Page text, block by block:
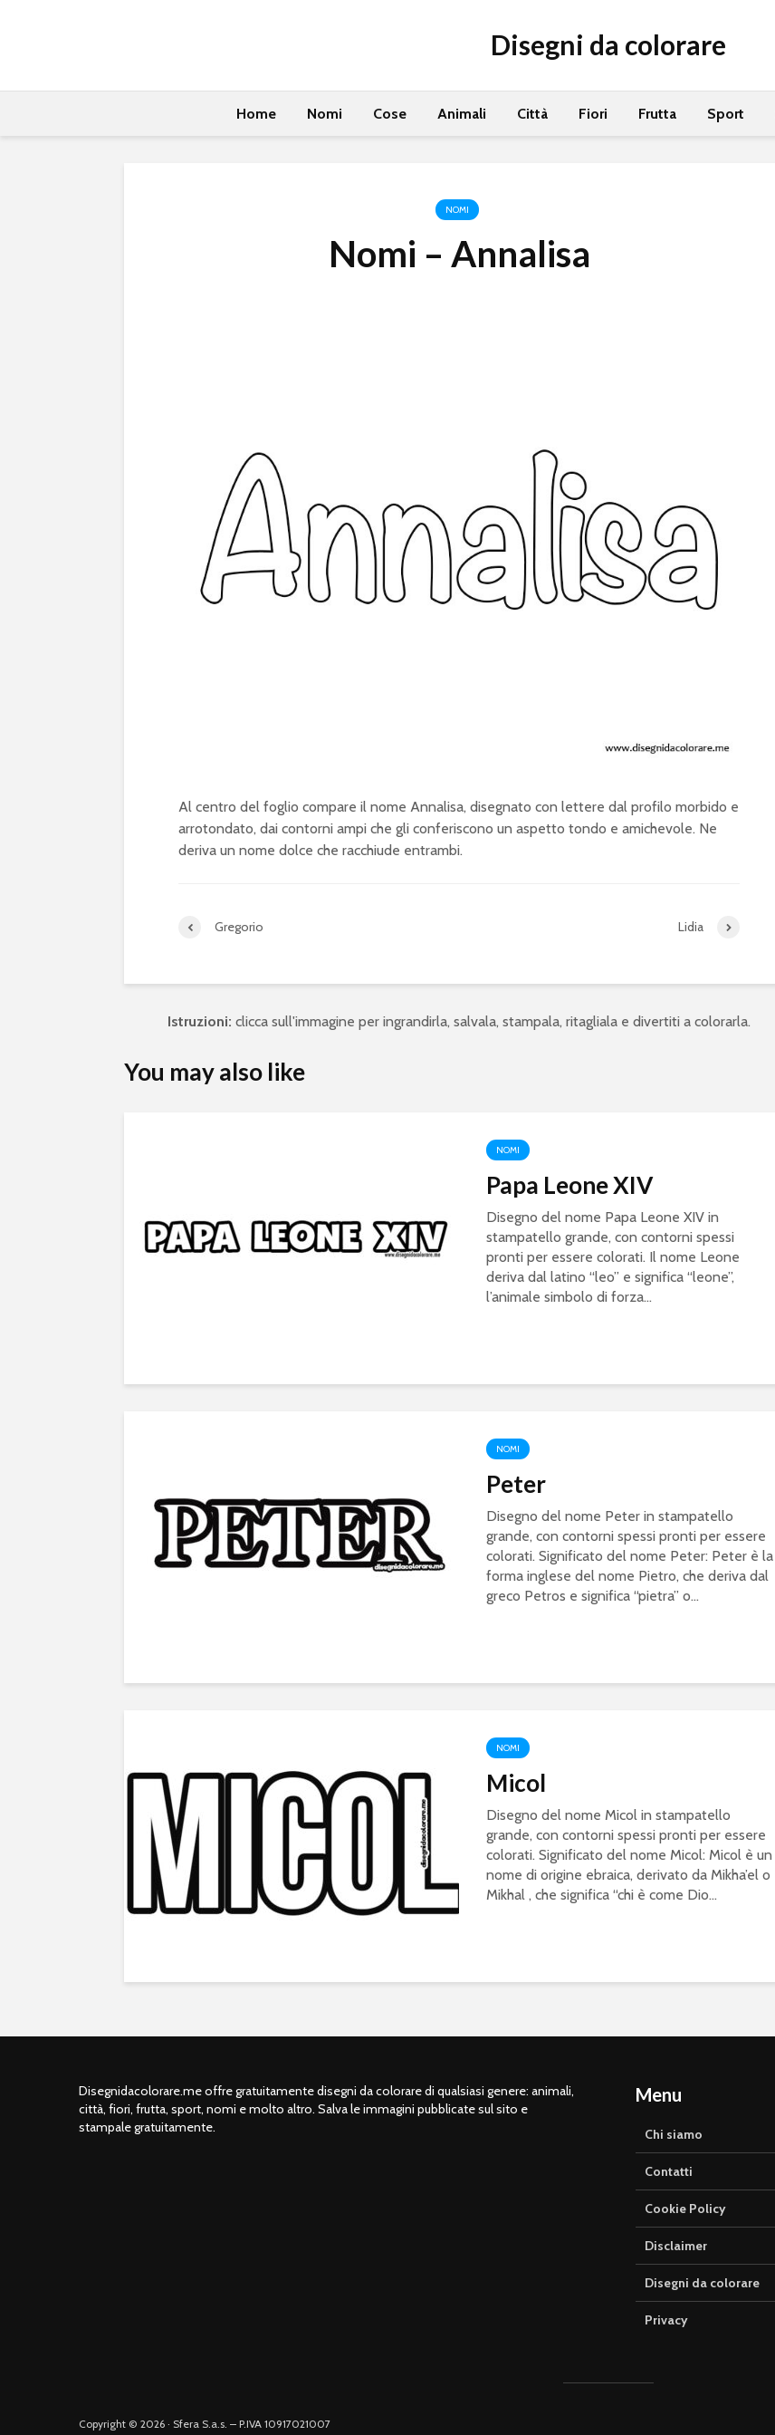
Disegni da colorare
Home Nomi Cose Animali Città Fiori Frutta Sport
NOMI
Nomi – Annalisa
Al centro del foglio compare il nome Annalisa, disegnato con lettere dal profilo morbido e
arrotondato, dai contorni ampi che gli conferiscono un aspetto tondo e amichevole. Ne
deriva un nome dolce che racchiude entrambi.
Gregorio Lidia
Istruzioni: clicca sull'immagine per ingrandirla, salvala, stampala, ritagliala e divertiti a colorarla.
You may also like
NOMI
Papa Leone XIV
Disegno del nome Papa Leone XIV in
stampatello grande, con contorni spessi
pronti per essere colorati. Il nome Leone
deriva dal latino “leo” e significa “leone”,
l’animale simbolo di forza...
NOMI
Peter
Disegno del nome Peter in stampatello
grande, con contorni spessi pronti per essere
colorati. Significato del nome Peter: Peter è la
forma inglese del nome Pietro, che deriva dal
greco Petros e significa “pietra” o...
NOMI
Micol
Disegno del nome Micol in stampatello
grande, con contorni spessi pronti per essere
colorati. Significato del nome Micol: Micol è un
nome di origine ebraica, derivato da Mikha’el o
Mikhal , che significa “chi è come Dio...
Disegnidacolorare.me offre gratuitamente disegni da colorare di qualsiasi genere: animali,
città, fiori, frutta, sport, nomi e molto altro. Salva le immagini pubblicate sul sito e
stampale gratuitamente.
Menu
Chi siamo
Contatti
Cookie Policy
Disclaimer
Disegni da colorare
Privacy
Copyright © 2026 · Sfera S.a.s. – P.IVA 10917021007